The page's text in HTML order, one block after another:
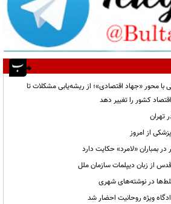
۱۰ قسمتی با محور «جهاد اقتصادی»؛ از ریشه‌یابی مشکلات تا
کشور را تغییر دهد
تهران
از امروز
بمباران «لامرد» حکایت دارد
از زبان دیپلمات سازمان ملل
غلط‌ها در نوشته‌های شهری
ویژه روحانیت احضار شد